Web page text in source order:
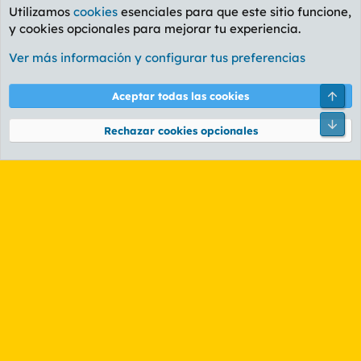
Foro General
Cookies
PL OLDSTYLE AMARILLO
Términos y reglas Política de privacidad Ayuda
Community platform by XenForo® © 2010-2026 XenForo Ltd.
Utilizamos cookies esenciales para que este sitio funcione,
y cookies opcionales para mejorar tu experiencia.
Ver más información y configurar tus preferencias
Aceptar todas las cookies
Rechazar cookies opcionales
Pie